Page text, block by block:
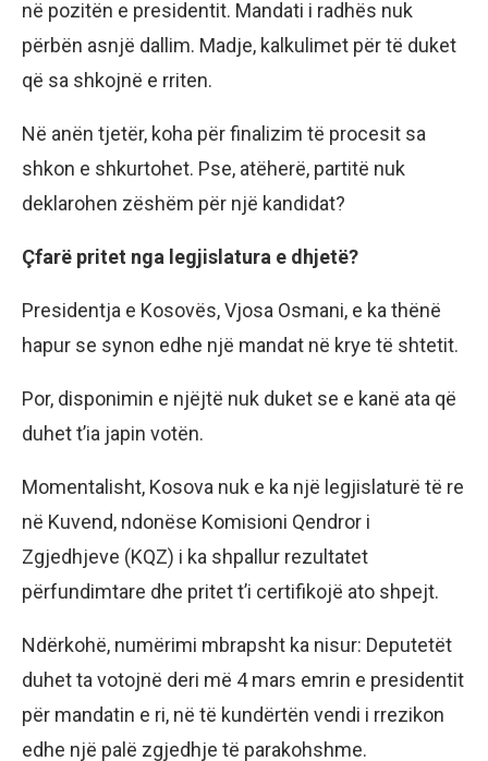
në pozitën e presidentit. Mandati i radhës nuk
përbën asnjë dallim. Madje, kalkulimet për të duket
që sa shkojnë e rriten.
Në anën tjetër, koha për finalizim të procesit sa
shkon e shkurtohet. Pse, atëherë, partitë nuk
deklarohen zëshëm për një kandidat?
Çfarë pritet nga legjislatura e dhjetë?
Presidentja e Kosovës, Vjosa Osmani, e ka thënë
hapur se synon edhe një mandat në krye të shtetit.
Por, disponimin e njëjtë nuk duket se e kanë ata që
duhet t’ia japin votën.
Momentalisht, Kosova nuk e ka një legjislaturë të re
në Kuvend, ndonëse Komisioni Qendror i
Zgjedhjeve (KQZ) i ka shpallur rezultatet
përfundimtare dhe pritet t’i certifikojë ato shpejt.
Ndërkohë, numërimi mbrapsht ka nisur: Deputetët
duhet ta votojnë deri më 4 mars emrin e presidentit
për mandatin e ri, në të kundërtën vendi i rrezikon
edhe një palë zgjedhje të parakohshme.